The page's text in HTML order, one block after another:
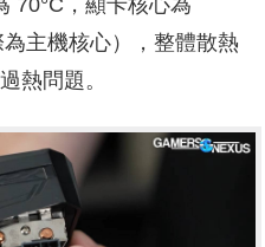
70°C，顯卡核心為
主機核心），整體散熱
熱問題。